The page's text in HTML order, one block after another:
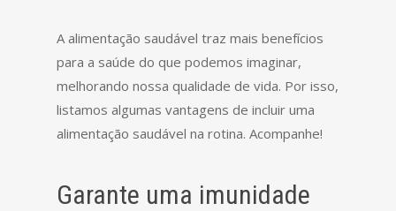
A alimentação saudável traz mais benefícios
para a saúde do que podemos imaginar,
melhorando nossa qualidade de vida. Por isso,
listamos algumas vantagens de incluir uma
alimentação saudável na rotina. Acompanhe!
Garante uma imunidade